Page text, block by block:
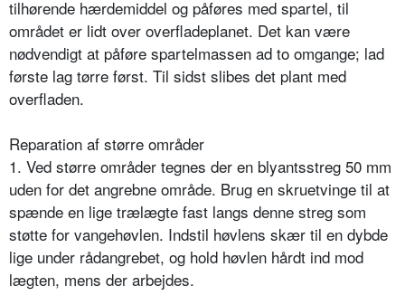
tilhørende hærdemiddel og påføres med spartel, til
området er lidt over overfladeplanet. Det kan være
nødvendigt at påføre spartelmassen ad to omgange; lad
første lag tørre først. Til sidst slibes det plant med
overfladen.
Reparation af større områder
1. Ved større områder tegnes der en blyantsstreg 50 mm
uden for det angrebne område. Brug en skruetvinge til at
spænde en lige trælægte fast langs denne streg som
støtte for vangehøvlen. Indstil høvlens skær til en dybde
lige under rådangrebet, og hold høvlen hårdt ind mod
lægten, mens der arbejdes.